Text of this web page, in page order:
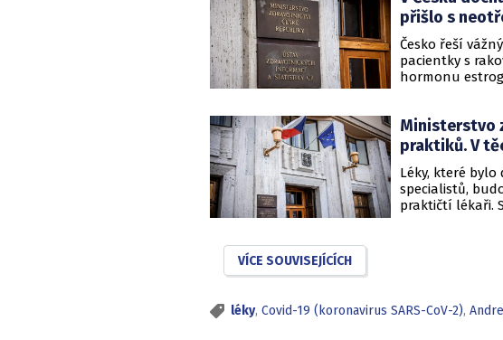
přišlo s
Česko řeší
pacientky s
hormonu
Ministerstvo
praktiků. V
Léky, které
specialistů,
praktičtí lékaři.
VÍCE SOUVISEJÍCÍCH
léky, Covid-19 (koronavirus SARS-CoV-2),